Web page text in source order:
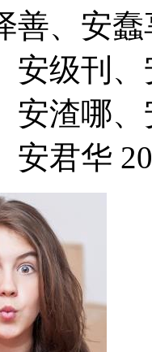
善、安
安级刊
安渣哪
安君华